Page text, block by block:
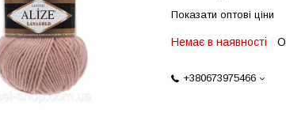
Показати оптові ціни
Немає в наявності
+380673975466